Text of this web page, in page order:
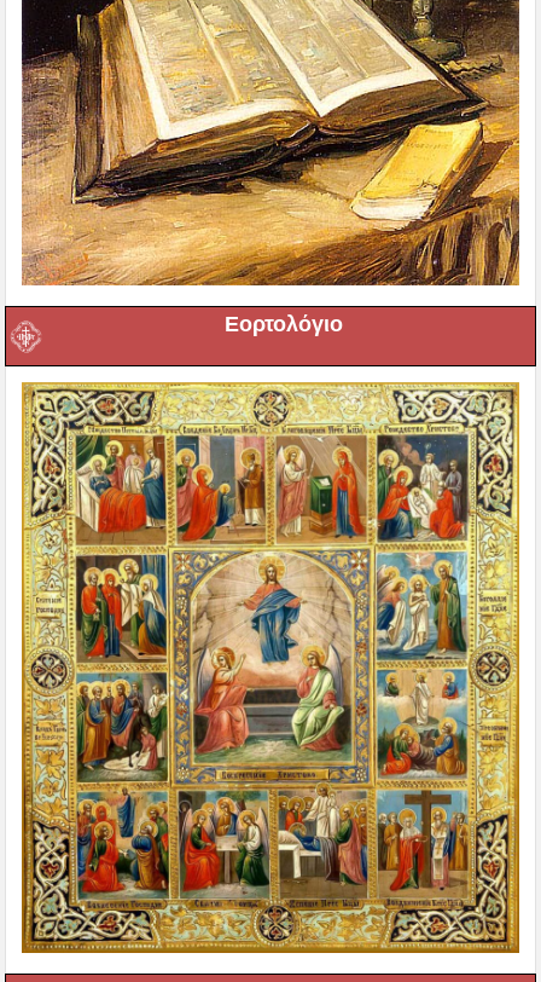
Εορτολόγιο